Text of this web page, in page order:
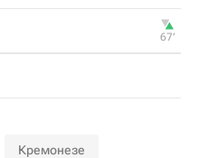
67‎’‎
Кремонезе